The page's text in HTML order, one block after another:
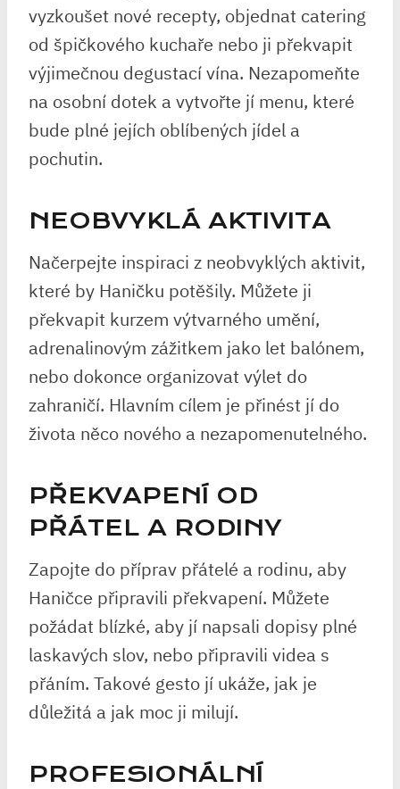
vyzkoušet nové recepty, objednat catering
od špičkového kuchaře nebo ji překvapit
výjimečnou degustací vína. Nezapomeňte
na osobní dotek a vytvořte jí menu, které
bude plné jejích oblíbených jídel a
pochutin.
NEOBVYKLÁ AKTIVITA
Načerpejte inspiraci z neobvyklých aktivit,
které by Haničku potěšily. Můžete ji
překvapit kurzem výtvarného umění,
adrenalinovým zážitkem jako let balónem,
nebo dokonce organizovat výlet do
zahraničí. Hlavním cílem je přinést jí do
života něco nového a nezapomenutelného.
PŘEKVAPENÍ OD
PŘÁTEL A RODINY
Zapojte do příprav přátelé a rodinu, aby
Haničce připravili překvapení. Můžete
požádat blízké, aby jí napsali dopisy plné
laskavých slov, nebo připravili videa s
přáním. Takové gesto jí ukáže, jak je
důležitá a jak moc ji milují.
PROFESIONÁLNÍ